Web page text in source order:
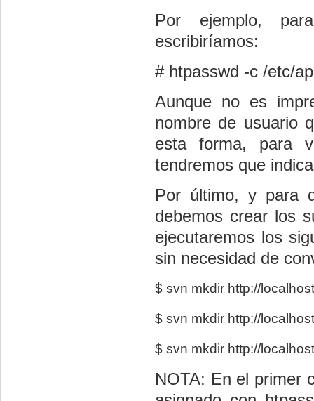
Por ejemplo,
escribiríamos:
# htpasswd -c /etc/
Aunque no es
nombre de usuario
esta forma, para
tendremos que
Por último, y para
debemos crear los
ejecutaremos los
sin necesidad de
$ svn mkdir http://
$ svn mkdir http://
$ svn mkdir http://
NOTA: En el primer